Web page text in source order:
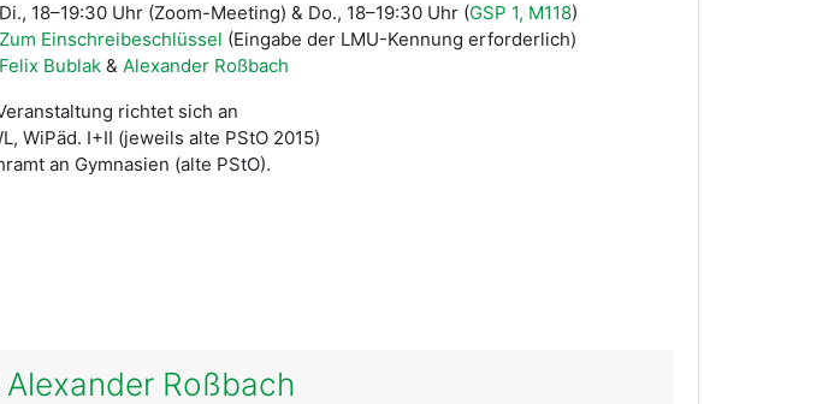
Di., 18–19:30 Uhr (Zoom-Meeting) & Do., 18–19:30 Uhr (GSP 1, M118)
Zum Einschreibeschlüssel (Eingabe der LMU-Kennung erforderlich)
Felix Bublak& Alexander Roßbach
richtet sich an
WiPäd. I+II (jeweils alte PStO 2015)
an Gymnasien (alte PStO).
Roßbach